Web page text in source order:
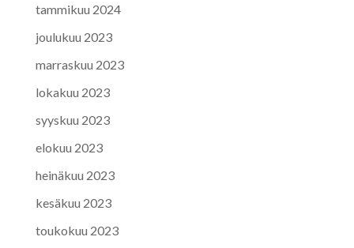
tammikuu 2024
joulukuu 2023
marraskuu 2023
lokakuu 2023
syyskuu 2023
elokuu 2023
heinäkuu 2023
kesäkuu 2023
toukokuu 2023